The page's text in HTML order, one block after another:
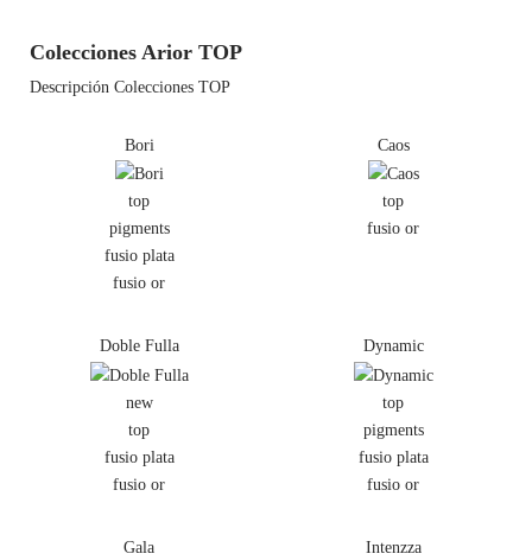
Colecciones Arior TOP
Descripción Colecciones TOP
Bori
top
pigments
fusio plata
fusio or
Caos
top
fusio or
Doble Fulla
new
top
fusio plata
fusio or
Dynamic
top
pigments
fusio plata
fusio or
Gala Intenzza